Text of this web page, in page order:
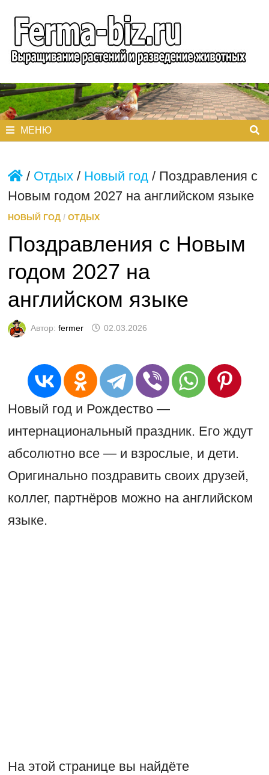
содержимому
МЕНЮ
/ Отдых/ Новый год/ Поздравления с
Новым годом 2027 на английском языке
НОВЫЙ ГОД/ ОТДЫХ
Поздравления с Новым
годом 2027 на
английском языке
Автор: fermer 02.03.2026
Новый год и Рождество —
интернациональный праздник. Его ждут
абсолютно все — и взрослые, и дети.
Оригинально поздравить своих друзей,
коллег, партнёров можно на английском
языке.
На этой странице вы найдёте